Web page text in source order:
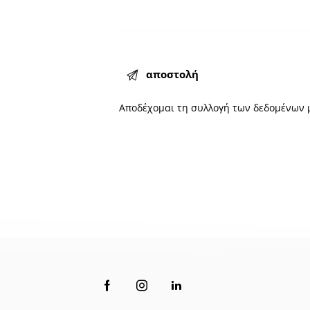
Αποδέχομαι τησυλλογή των δεδομένων